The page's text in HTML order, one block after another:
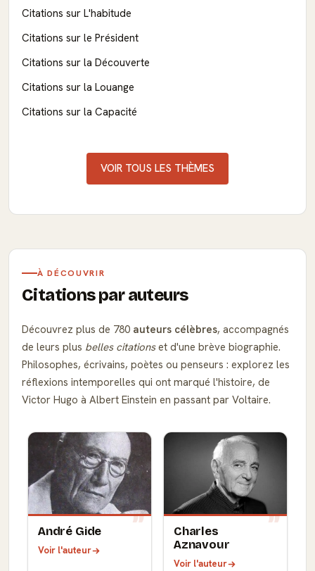
Citations sur L'habitude
Citations sur le Président
Citations sur la Découverte
Citations sur la Louange
Citations sur la Capacité
VOIR TOUS LES THÈMES
À DÉCOUVRIR
Citations par auteurs
Découvrez plus de 780 auteurs célèbres, accompagnés
de leurs plus belles citationset d'une brève biographie.
Philosophes, écrivains, poètes ou penseurs : explorez les
réflexions intemporelles qui ont marqué l'histoire, de
Victor Hugo à Albert Einstein en passant par Voltaire.
André Gide
Voir l'auteur
Charles
Aznavour
Voir l'auteur